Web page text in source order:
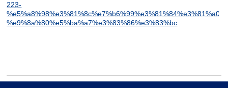
223-
%e9%8a%80%e5%ba%a7%e3%83%86%e3%83%bc